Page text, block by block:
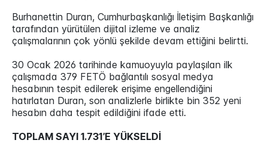
Burhanettin Duran, Cumhurbaşkanlığı İletişim Başkanlığı
tarafından yürütülen dijital izleme ve analiz
çalışmalarının çok yönlü şekilde devam ettiğini belirtti.
30 Ocak 2026 tarihinde kamuoyuyla paylaşılan ilk
çalışmada 379 FETÖ bağlantılı sosyal medya
hesabının tespit edilerek erişime engellendiğini
hatırlatan Duran, son analizlerle birlikte bin 352 yeni
hesabın daha tespit edildiğini ifade etti.
TOPLAM SAYI 1.731’E YÜKSELDİ